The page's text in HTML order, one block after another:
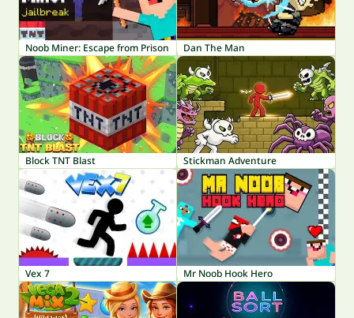
Noob Miner: Escape from Prison Dan The Man
Block TNT Blast Stickman Adventure
Vex 7 Mr Noob Hook Hero